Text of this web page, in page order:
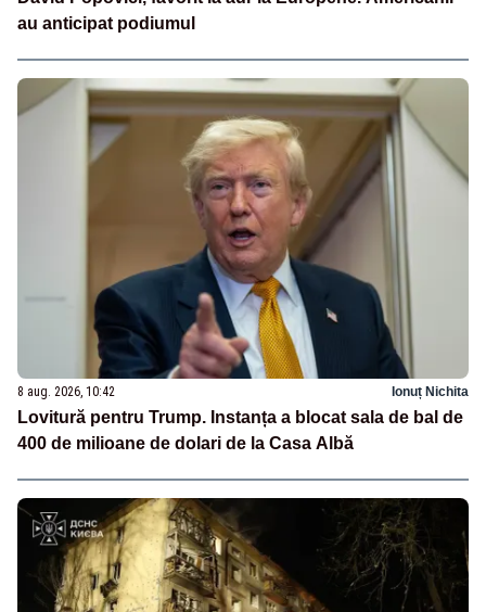
au anticipat podiumul
8 aug. 2026, 10:42 Ionuț Nichita
Lovitură pentru Trump. Instanța a blocat sala de bal de
400 de milioane de dolari de la Casa Albă